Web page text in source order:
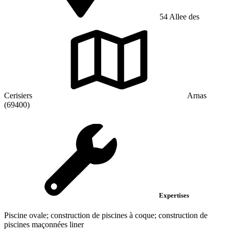
54 Allee des
Cerisiers
Arnas
(69400)
Expertises
Piscine ovale; construction de piscines à coque; construction de
piscines maçonnées liner